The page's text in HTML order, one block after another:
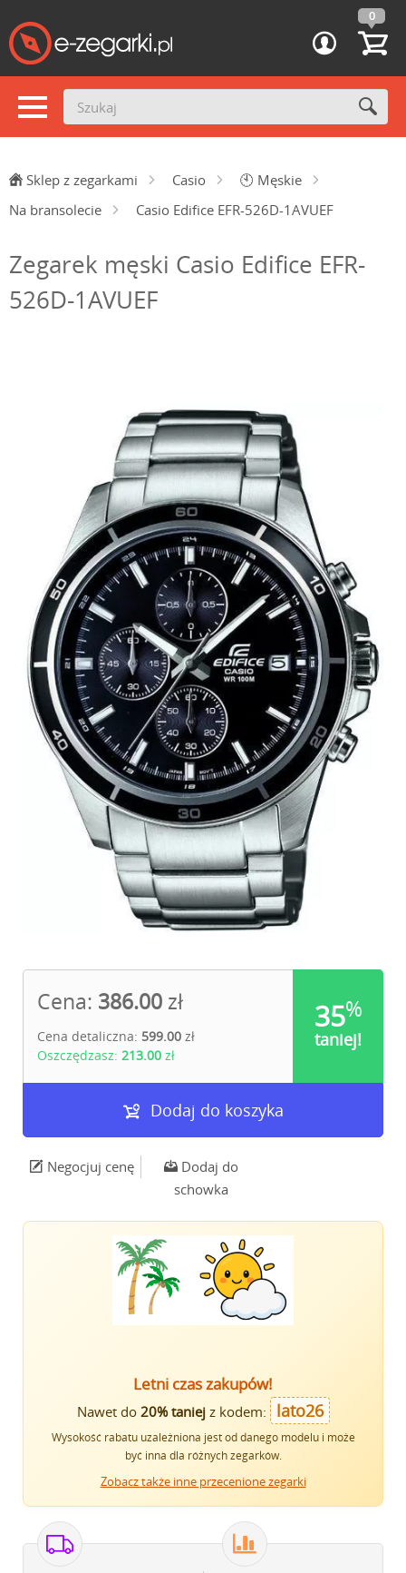
0
Sklep z zegarkami Casio 🕙 Męskie
Na bransolecie
Casio Edifice EFR-526D-1AVUEF
Zegarek męski Casio Edifice EFR-
526D-1AVUEF
Cena: 386.00 zł
Cena detaliczna: 599.00 zł
Oszczędzasz: 213.00 zł
35%
taniej!
Dodaj do koszyka
Negocjuj cenę
Dodaj do
schowka
Letni czas zakupów!
Nawet do 20% taniejz kodem: lato26
Wysokość rabatu uzależniona jest od danego modelu i może
być inna dla różnych zegarków.
Zobacz także inne przecenione zegarki